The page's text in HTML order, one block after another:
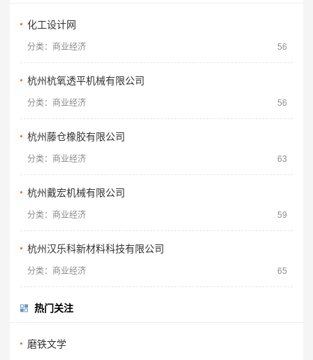
化工设计网
分类：商业经济 56
杭州杭氧透平机械有限公司
分类：商业经济 56
杭州藤仓橡胶有限公司
分类：商业经济 63
杭州戴宏机械有限公司
分类：商业经济 59
杭州汉乐科新材料科技有限公司
分类：商业经济 65
热门关注
磨铁文学